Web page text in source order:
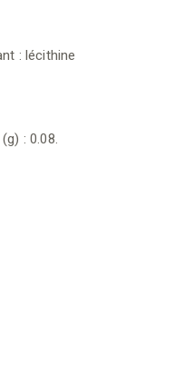
: lécithine
: 0.08.